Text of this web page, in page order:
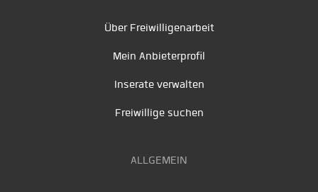
Über Freiwilligenarbeit
Mein Anbieterprofil
Inserate verwalten
Freiwillige suchen
ALLGEMEIN